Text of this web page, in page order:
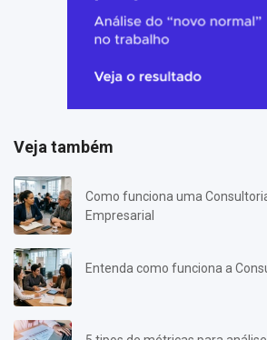
Veja também
Como funciona uma
Empresarial
Entenda como funciona a